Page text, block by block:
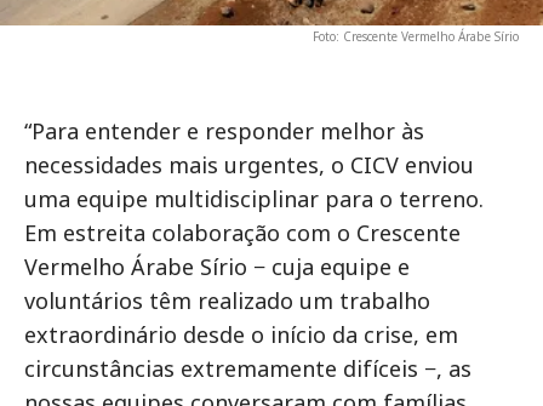
Foto: Crescente Vermelho Árabe Sírio
“Para entender e responder melhor às
necessidades mais urgentes, o CICV enviou
uma equipe multidisciplinar para o terreno.
Em estreita colaboração com o Crescente
Vermelho Árabe Sírio − cuja equipe e
voluntários têm realizado um trabalho
extraordinário desde o início da crise, em
circunstâncias extremamente difíceis −, as